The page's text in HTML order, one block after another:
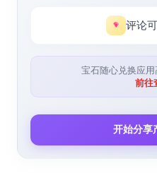
评论
宝石随心兑换应
前往
开始分享